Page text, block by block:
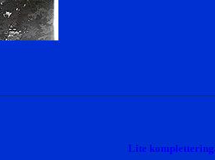
Lite